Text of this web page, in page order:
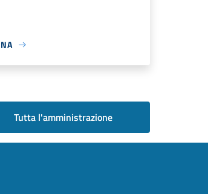
Tutta l'amministrazione